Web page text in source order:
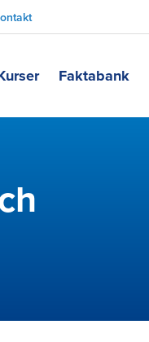
Faktabank